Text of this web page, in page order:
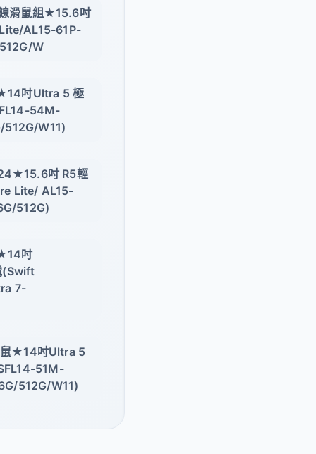
滑鼠組★15.6吋
AL15-61P-
W
吋Ultra 5 極
54M-
W11)
吋 R5輕
Lite/ AL15-
512G)
吋
(Swift
7-
鼠★14吋Ultra 5
51M-
512G/W11)